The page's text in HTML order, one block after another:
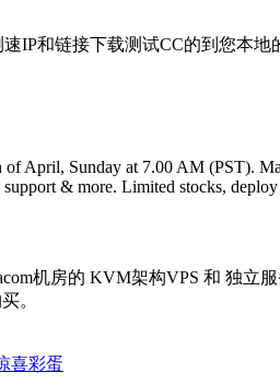
IP和链接下载测试CC的到您本地
April, Sunday at 7.00 AM (PST).
& more. Limited stocks,
机房的 KVM架构VPS 和 独立
。
喜彩蛋